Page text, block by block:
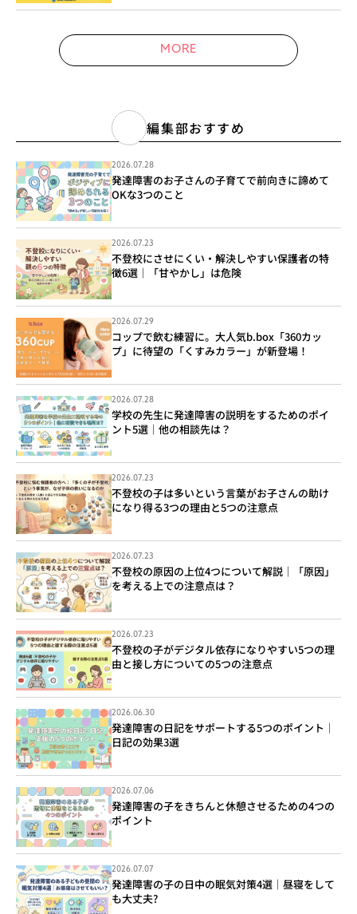
MORE
編集部おすすめ
2026.07.28
発達障害のお子さんの子育てで前向きに諦めて
OKな3つのこと
2026.07.23
不登校にさせにくい・解決しやすい保護者の特
徴6選｜「甘やかし」は危険
2026.07.29
コップで飲む練習に。大人気b.box「360カッ
プ」に待望の「くすみカラー」が新登場！
2026.07.28
学校の先生に発達障害の説明をするためのポイ
ント5選｜他の相談先は？
2026.07.23
不登校の子は多いという言葉がお子さんの助け
になり得る3つの理由と5つの注意点
2026.07.23
不登校の原因の上位4つについて解説｜「原因」
を考える上での注意点は？
2026.07.23
不登校の子がデジタル依存になりやすい5つの理
由と接し方についての5つの注意点
2026.06.30
発達障害の日記をサポートする5つのポイント｜
日記の効果3選
2026.07.06
発達障害の子をきちんと休憩させるための4つの
ポイント
2026.07.07
発達障害の子の日中の眠気対策4選｜昼寝をして
も大丈夫?